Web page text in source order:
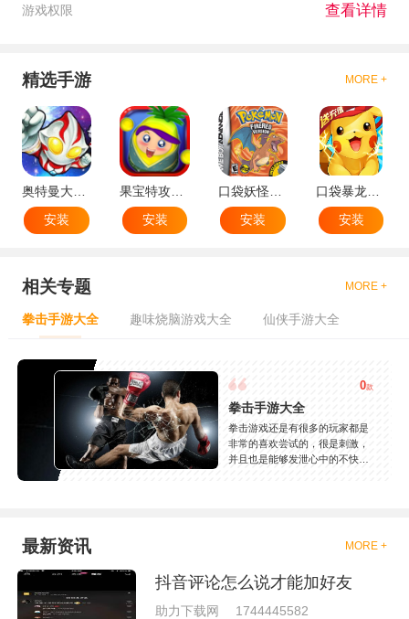
游戏权限 查看详情
精选手游 MORE +
奥特曼大战小怪兽
安装
安装
安装
安装
相关专题 MORE +
拳击手游大全 趣味烧脑游戏大全 仙侠手游大全
0款
拳击手游大全
拳击游戏还是有很多的玩家都是
非常的喜欢尝试的，很是刺激，
并且也是能够发泄心中的不快
够去进行体验的，我们也是能够
就是收集了一些有意思的拳击游
最新资讯 MORE +
抖音评论怎么说才能加好友
助力下载网 1744445582